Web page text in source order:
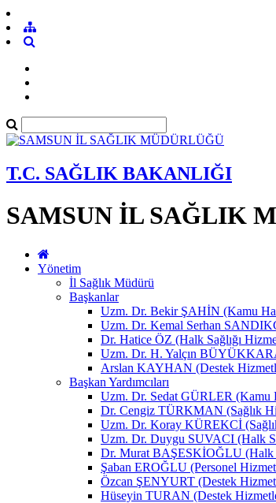
T.C. SAĞLIK BAKANLIĞI
SAMSUN İL SAĞLIK
Yönetim
İl Sağlık Müdürü
Başkanlar
Uzm. Dr. Bekir ŞAHİN (Kamu
Uzm. Dr. Kemal Serhan
Dr. Hatice ÖZ (Halk Sağlığı
Uzm. Dr. H. Yalçın
Arslan KAYHAN (Destek
Başkan Yardımcıları
Uzm. Dr. Sedat GÜRLER (Kamu
Dr. Cengiz TÜRKMAN (Sağlık
Uzm. Dr. Koray KÜREKCİ
Uzm. Dr. Duygu SUVACI (Halk
Dr. Murat BAŞESKİOĞLU (Halk
Şaban EROĞLU (Personel
Özcan ŞENYURT (Destek
Hüseyin TURAN (Destek